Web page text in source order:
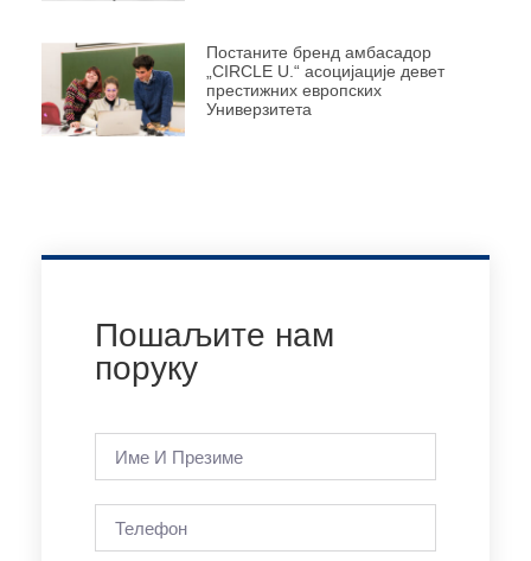
Постаните бренд амбасадор
„CIRCLE U.“ асоцијације девет
престижних европских
Универзитета
Пошаљите нам
поруку